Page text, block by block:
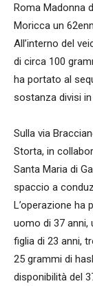
Roma Madonna
Moricca un
All’interno del
di circa 100
ha portato al
sostanza divisi
Sulla via
Storta, in
Santa Maria di
spaccio a
L’operazione ha
uomo di 37 anni,
figlia di 23 anni,
25 grammi di
disponibilità del